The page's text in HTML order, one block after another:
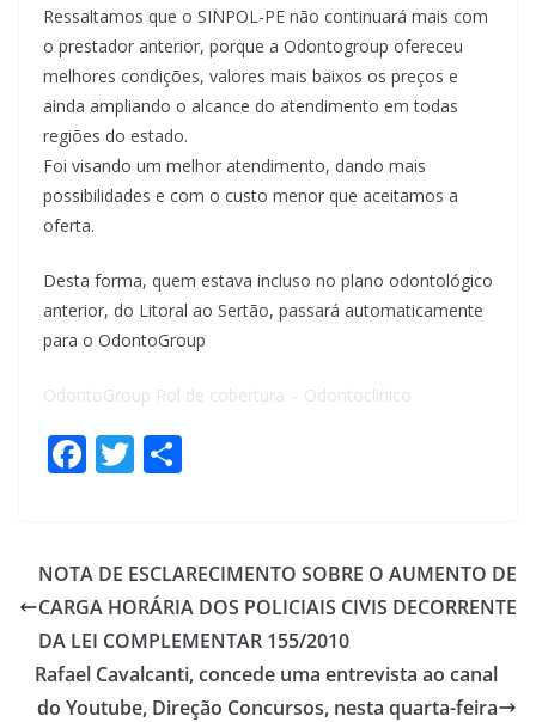
Ressaltamos que o SINPOL-PE não continuará mais com
o prestador anterior, porque a Odontogroup ofereceu
melhores condições, valores mais baixos os preços e
ainda ampliando o alcance do atendimento em todas
regiões do estado.
Foi visando um melhor atendimento, dando mais
possibilidades e com o custo menor que aceitamos a
oferta.
Desta forma, quem estava incluso no plano odontológico
anterior, do Litoral ao Sertão, passará automaticamente
para o OdontoGroup
OdontoGroup Rol de cobertura – Odontoclinico
F
b
o
o
k
T
er e
NOTA DE ESCLARECIMENTO SOBRE O AUMENTO DE
CARGA HORÁRIA DOS POLICIAIS CIVIS DECORRENTE
DA LEI COMPLEMENTAR 155/2010
Rafael Cavalcanti, concede uma entrevista ao canal
do Youtube, Direção Concursos, nesta quarta-feira